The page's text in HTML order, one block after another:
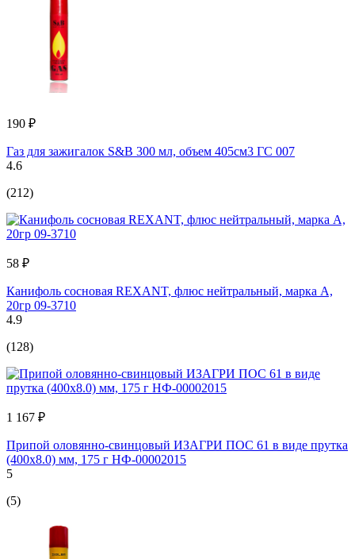
190 ₽
Газ для зажигалок S&B 300 мл, объем 405см3 ГС 007
4.6
(212)
58 ₽
Канифоль сосновая REXANT, флюс нейтральный, марка А,
20гр 09-3710
4.9
(128)
1 167 ₽
Припой оловянно-свинцовый ИЗАГРИ ПОС 61 в виде прутка
(400x8.0) мм, 175 г НФ-00002015
5
(5)